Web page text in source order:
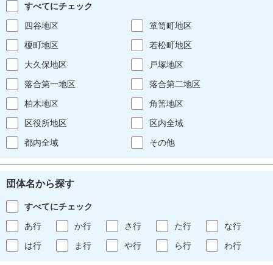
すべてにチェック
四谷地区
箪笥町地区
榎町地区
若松町地区
大久保地区
戸塚地区
落合第一地区
落合第二地区
柏木地区
角筈地区
区役所地区
区内全域
都内全域
その他
団体名から探す
すべてにチェック
あ行
か行 さ行 た行
な行
は行
ま行 や行 ら行 わ行